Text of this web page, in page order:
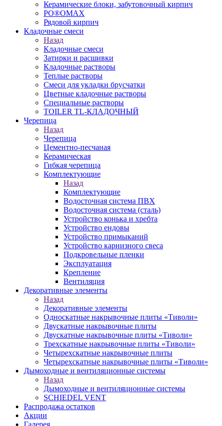
Керамические блоки, забутовочный кирпич
PO®OMAX
Рядовой кирпич
Кладочные смеси
Назад
Кладочные смеси
Затирки и расшивки
Кладочные растворы
Теплые растворы
Смеси для укладки брусчатки
Цветные кладочные растворы
Специальные растворы
TOILER TL-КЛАДОЧНЫЙ
Черепица
Назад
Черепица
Цементно-песчаная
Керамическая
Гибкая черепица
Комплектующие
Назад
Комплектующие
Водосточная система ПВХ
Водосточная система (сталь)
Устройство конька и хребта
Устройство ендовы
Устройство примыканий
Устройство карнизного свеса
Подкровельные пленки
Эксплуатация
Крепление
Вентиляция
Декоративные элементы
Назад
Декоративные элементы
Односкатные накрывочные плиты «Тиволи»
Двускатные накрывочные плиты
Двускатные накрывочные плиты «Тиволи»
Трехскатные накрывочные плиты «Тиволи»
Четырехскатные накрывочные плиты
Четырехскатные накрывочные плиты «Тиволи»
Дымоходные и вентиляционные системы
Назад
Дымоходные и вентиляционные системы
SCHIEDEL VENT
Распродажа остатков
Акции
Галерея